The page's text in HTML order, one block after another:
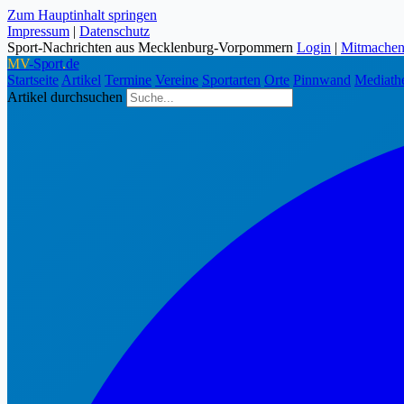
Zum Hauptinhalt springen
Impressum | Datenschutz
Sport-Nachrichten aus Mecklenburg-Vorpommern Login | Mitmachen
MV-Sport.de
Startseite Artikel Termine Vereine Sportarten Orte Pinnwand
Artikel durchsuchen